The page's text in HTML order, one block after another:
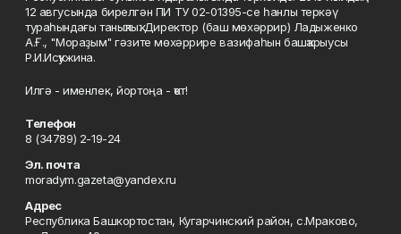
12 авгусында бирелгән ПИ ТУ 02-01395-се һанлы теркәү
тураһындағы таныҡлыҡ. Директор (баш мөхәррир) Ладыженко
А.Ғ., "Мораҙым" гәзите мөхәррире вазифаһын башҡарыусы
Р.И.Исҡужина.
Илгә - именлек, йортоңа - ҡот!
Телефон
8 (34789) 2-19-24
Эл. почта
moradym.gazeta@yandex.ru
Адрес
Республика Башкортостан, Кугарчинский район, с.Мраково,